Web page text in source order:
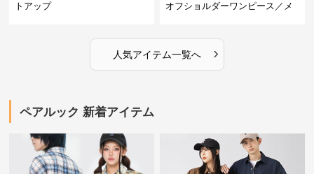
トアップ
オフショルダーワンピース／メ
人気アイテム一覧へ ›
ペアルック 新着アイテム